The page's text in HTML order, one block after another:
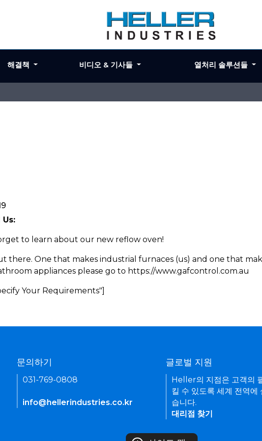
to learn about our new reflow oven!
there. One that makes industrial furnaces (us) and one that
appliances please go to https://www.gafcontrol.com.au
Your Requirements"]
해결책 비디오 & 기사들 열처리 솔루션들
문의하기
031-769-0808
info@hellerindustries.co.kr
글로벌 지원
Heller의 지점은 고객의
킬 수 있도록 세계 전역에
습니다.
대리점 찾기